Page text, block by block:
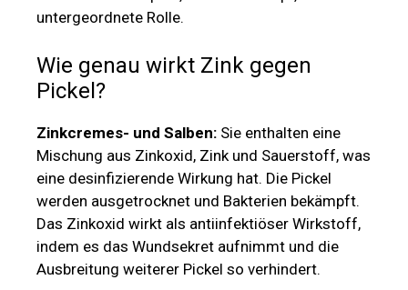
untergeordnete Rolle.
Wie genau wirkt Zink gegen
Pickel?
Zinkcremes- und Salben: Sie enthalten eine
Mischung aus Zinkoxid, Zink und Sauerstoff, was
eine desinfizierende Wirkung hat. Die Pickel
werden ausgetrocknet und Bakterien bekämpft.
Das Zinkoxid wirkt als antiinfektiöser Wirkstoff,
indem es das Wundsekret aufnimmt und die
Ausbreitung weiterer Pickel so verhindert.